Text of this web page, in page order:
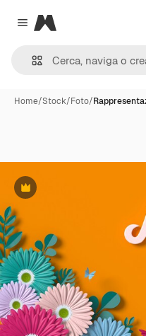
Close menu
Magnific
Home/Stock/Foto/
Premium